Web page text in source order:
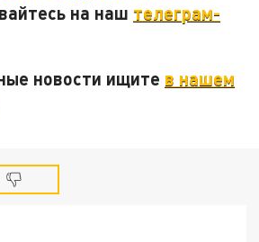
на наш телеграм-
новости ищите в нашем